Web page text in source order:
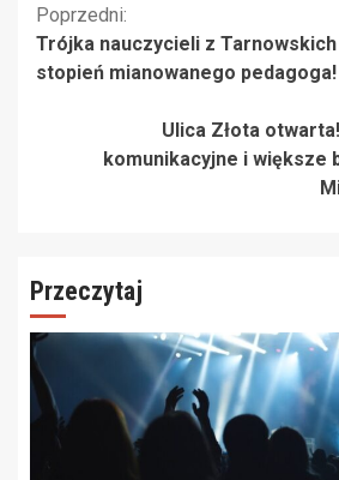
Kontynuuj
czytanie
Poprzedni:
Trójka nauczycieli z Tarnowskich
stopień mianowanego pedagoga!
Ulica Złota
komunikacyjne i większe
Przeczytaj